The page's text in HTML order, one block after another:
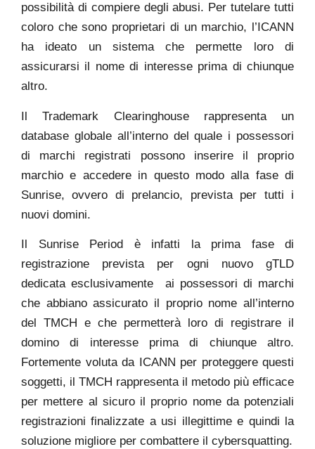
possibilità di compiere degli abusi. Per tutelare tutti
coloro che sono proprietari di un marchio, l’ICANN
ha ideato un sistema che permette loro di
assicurarsi il nome di interesse prima di chiunque
altro.
Il Trademark Clearinghouse rappresenta un
database globale all’interno del quale i possessori
di marchi registrati possono inserire il proprio
marchio e accedere in questo modo alla fase di
Sunrise, ovvero di prelancio, prevista per tutti i
nuovi domini.
Il Sunrise Period è infatti la prima fase di
registrazione prevista per ogni nuovo gTLD
dedicata esclusivamente ai possessori di marchi
che abbiano assicurato il proprio nome all’interno
del TMCH e che permetterà loro di registrare il
domino di interesse prima di chiunque altro.
Fortemente voluta da ICANN per proteggere questi
soggetti, il TMCH rappresenta il metodo più efficace
per mettere al sicuro il proprio nome da potenziali
registrazioni finalizzate a usi illegittime e quindi la
soluzione migliore per combattere il cybersquatting.